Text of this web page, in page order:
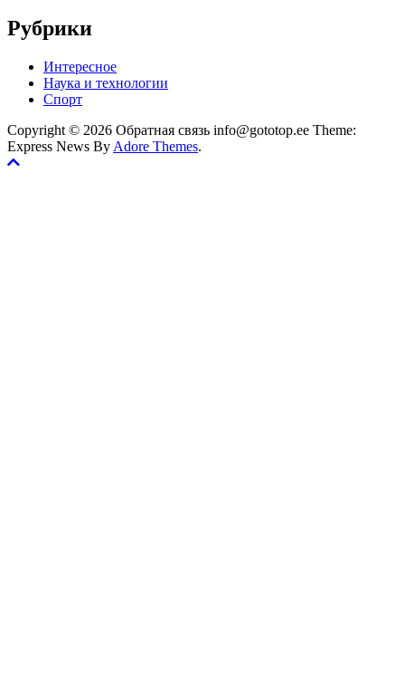
Рубрики
Интересное
Наука и технологии
Спорт
Copyright © 2026 Обратная связь info@gototop.ee Theme:
Express News By Adore Themes.